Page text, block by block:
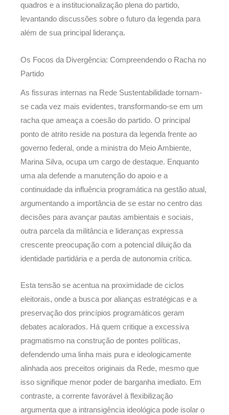
quadros e a institucionalização plena do partido,
levantando discussões sobre o futuro da legenda para
além de sua principal liderança.
Os Focos da Divergência: Compreendendo o Racha no
Partido
As fissuras internas na Rede Sustentabilidade tornam-
se cada vez mais evidentes, transformando-se em um
racha que ameaça a coesão do partido. O principal
ponto de atrito reside na postura da legenda frente ao
governo federal, onde a ministra do Meio Ambiente,
Marina Silva, ocupa um cargo de destaque. Enquanto
uma ala defende a manutenção do apoio e a
continuidade da influência programática na gestão atual,
argumentando a importância de se estar no centro das
decisões para avançar pautas ambientais e sociais,
outra parcela da militância e lideranças expressa
crescente preocupação com a potencial diluição da
identidade partidária e a perda de autonomia crítica.
Esta tensão se acentua na proximidade de ciclos
eleitorais, onde a busca por alianças estratégicas e a
preservação dos princípios programáticos geram
debates acalorados. Há quem critique a excessiva
pragmatismo na construção de pontes políticas,
defendendo uma linha mais pura e ideologicamente
alinhada aos preceitos originais da Rede, mesmo que
isso signifique menor poder de barganha imediato. Em
contraste, a corrente favorável à flexibilização
argumenta que a intransigência ideológica pode isolar o